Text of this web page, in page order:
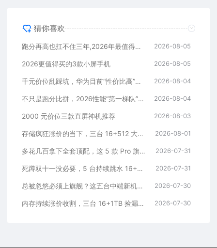
猜你喜欢
跑分再高也扛不住三年,2026年最值得长期用的5款手机 2026-08-05
2026更值得买的3款小屏手机 2026-08-05
千元价位乱踩坑，华为目前“性价比高”的3款手机 2026-08-04
不只是跑分比拼，2026性能“第一梯队”的旗舰手机 2026-08-04
2000 元价位三款直屏神机推荐 2026-08-03
存储疯狂涨价的当下，三台 16+512 大存储旗舰，一步告别清内存内耗 2026-08-01
多花几百拿下全套顶配，这 5 款 Pro 旗舰，一步到位用好多年 2026-07-31
死蹲双十一没必要，5 台持续跳水 16+512 机型，一步稳用五年 2026-07-31
总被忽悠必须上旗舰？这五台中端新机，踏踏实实流畅五年 2026-07-30
内存持续涨价收割，三台 16+1TB 捡漏神机，安稳流畅用五年 2026-07-30